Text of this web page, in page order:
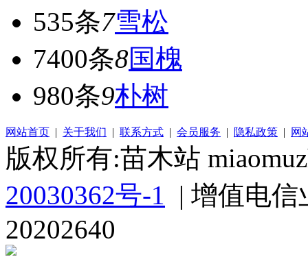
535条7雪松
7400条8国槐
980条9朴树
网站首页 | 关于我们 | 联系方式 | 会员服务 | 隐私政策 | 网
版权所有:苗木站
20030362号-1 | 增值电
20202640